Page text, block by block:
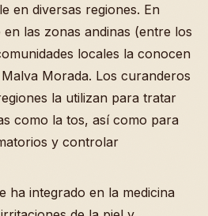
en diversas regiones. En
las zonas andinas (entre los
locales la conocen
Morada. Los curanderos
la utilizan para tratar
como la tos, así como para
y controlar
ha integrado en la medicina